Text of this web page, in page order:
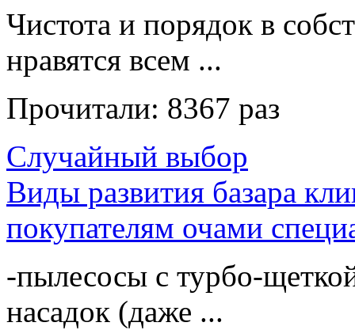
Чистота и порядок в
нравятся всем ...
Прочитали: 8367 раз
Случайный выбор
Виды развития базара
покупателям очами
-пылесосы с турбо-
насадок (даже ...